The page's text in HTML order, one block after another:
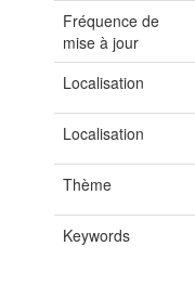
Fréquence de
mise à jour
Localisation
Localisation
Thème
Keywords